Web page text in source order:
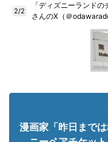
2/2
「ディズニーランド
さんのX（＠
漫画家「昨日まで